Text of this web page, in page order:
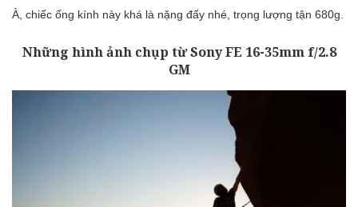
À, chiếc ống kính này khá là nặng đấy nhé, trọng lượng tận 680g.
Những hình ảnh chụp từ Sony FE 16-35mm f/2.8
GM